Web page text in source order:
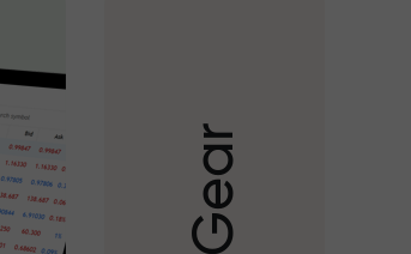
G
e
a
r